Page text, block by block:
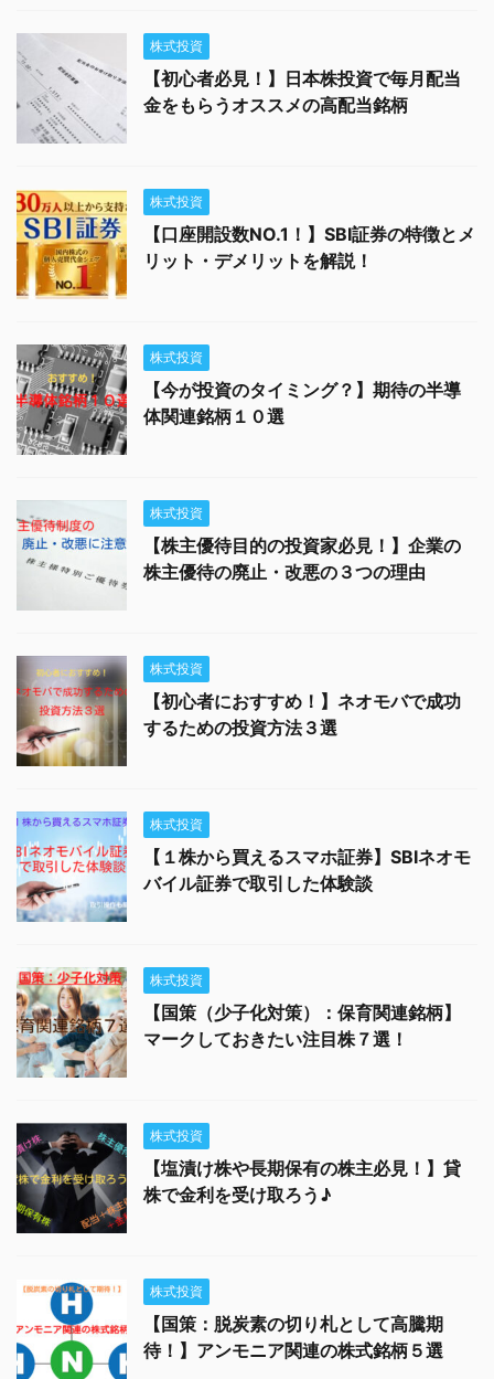
株式投資
【初心者必見！】日本株投資で毎月配当
金をもらうオススメの高配当銘柄
株式投資
【口座開設数NO.1！】SBI証券の特徴とメ
リット・デメリットを解説！
株式投資
【今が投資のタイミング？】期待の半導
体関連銘柄１０選
株式投資
【株主優待目的の投資家必見！】企業の
株主優待の廃止・改悪の３つの理由
株式投資
【初心者におすすめ！】ネオモバで成功
するための投資方法３選
株式投資
【１株から買えるスマホ証券】SBIネオモ
バイル証券で取引した体験談
株式投資
【国策（少子化対策）：保育関連銘柄】
マークしておきたい注目株７選！
株式投資
【塩漬け株や長期保有の株主必見！】貸
株で金利を受け取ろう♪
株式投資
【国策：脱炭素の切り札として高騰期
待！】アンモニア関連の株式銘柄５選